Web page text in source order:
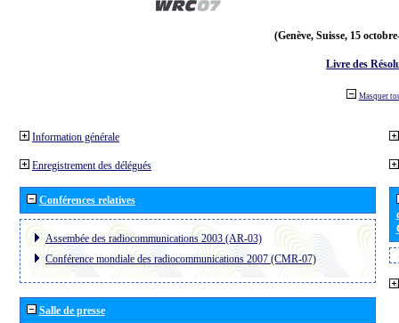
(Genève, Suisse, 15
Livre des
Masquer
Information générale
Enregistrement des délégués
Conférences relatives
Assembée des radiocommunications 2003 (AR-03)
Conférence mondiale des radiocommunications 2007 (CMR-07)
Salle de presse